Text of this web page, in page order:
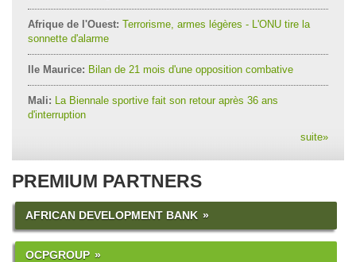
Afrique de l'Ouest: Terrorisme, armes légères - L'ONU tire la
sonnette d'alarme
Ile Maurice: Bilan de 21 mois d'une opposition combative
Mali: La Biennale sportive fait son retour après 36 ans
d'interruption
suite»
PREMIUM PARTNERS
AFRICAN DEVELOPMENT BANK
OCPGROUP